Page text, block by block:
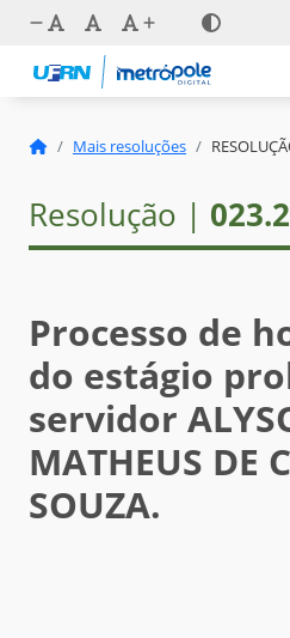
Mais resoluções
Resolução |
Processo de
do estágio
servidor
MATHEUS DE
SOUZA.